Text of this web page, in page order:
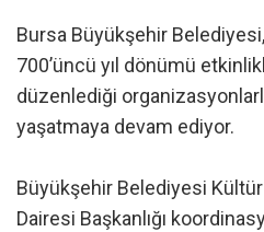
Bursa Büyükşehir
700’üncü yıl dönümü
düzenlediği
yaşatmaya devam ediyor.
Büyükşehir Belediyesi
Dairesi Başkanlığı